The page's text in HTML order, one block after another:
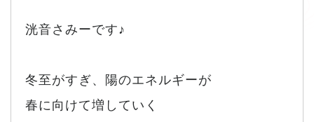
洸音さみーです♪
冬至がすぎ、陽のエネルギーが
春に向けて増していく